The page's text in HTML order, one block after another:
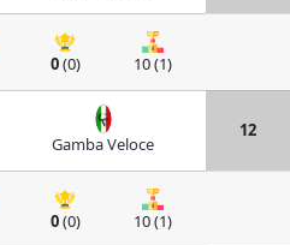
0(0) 10 (1)
Gamba Veloce
12
0(0) 10 (1)